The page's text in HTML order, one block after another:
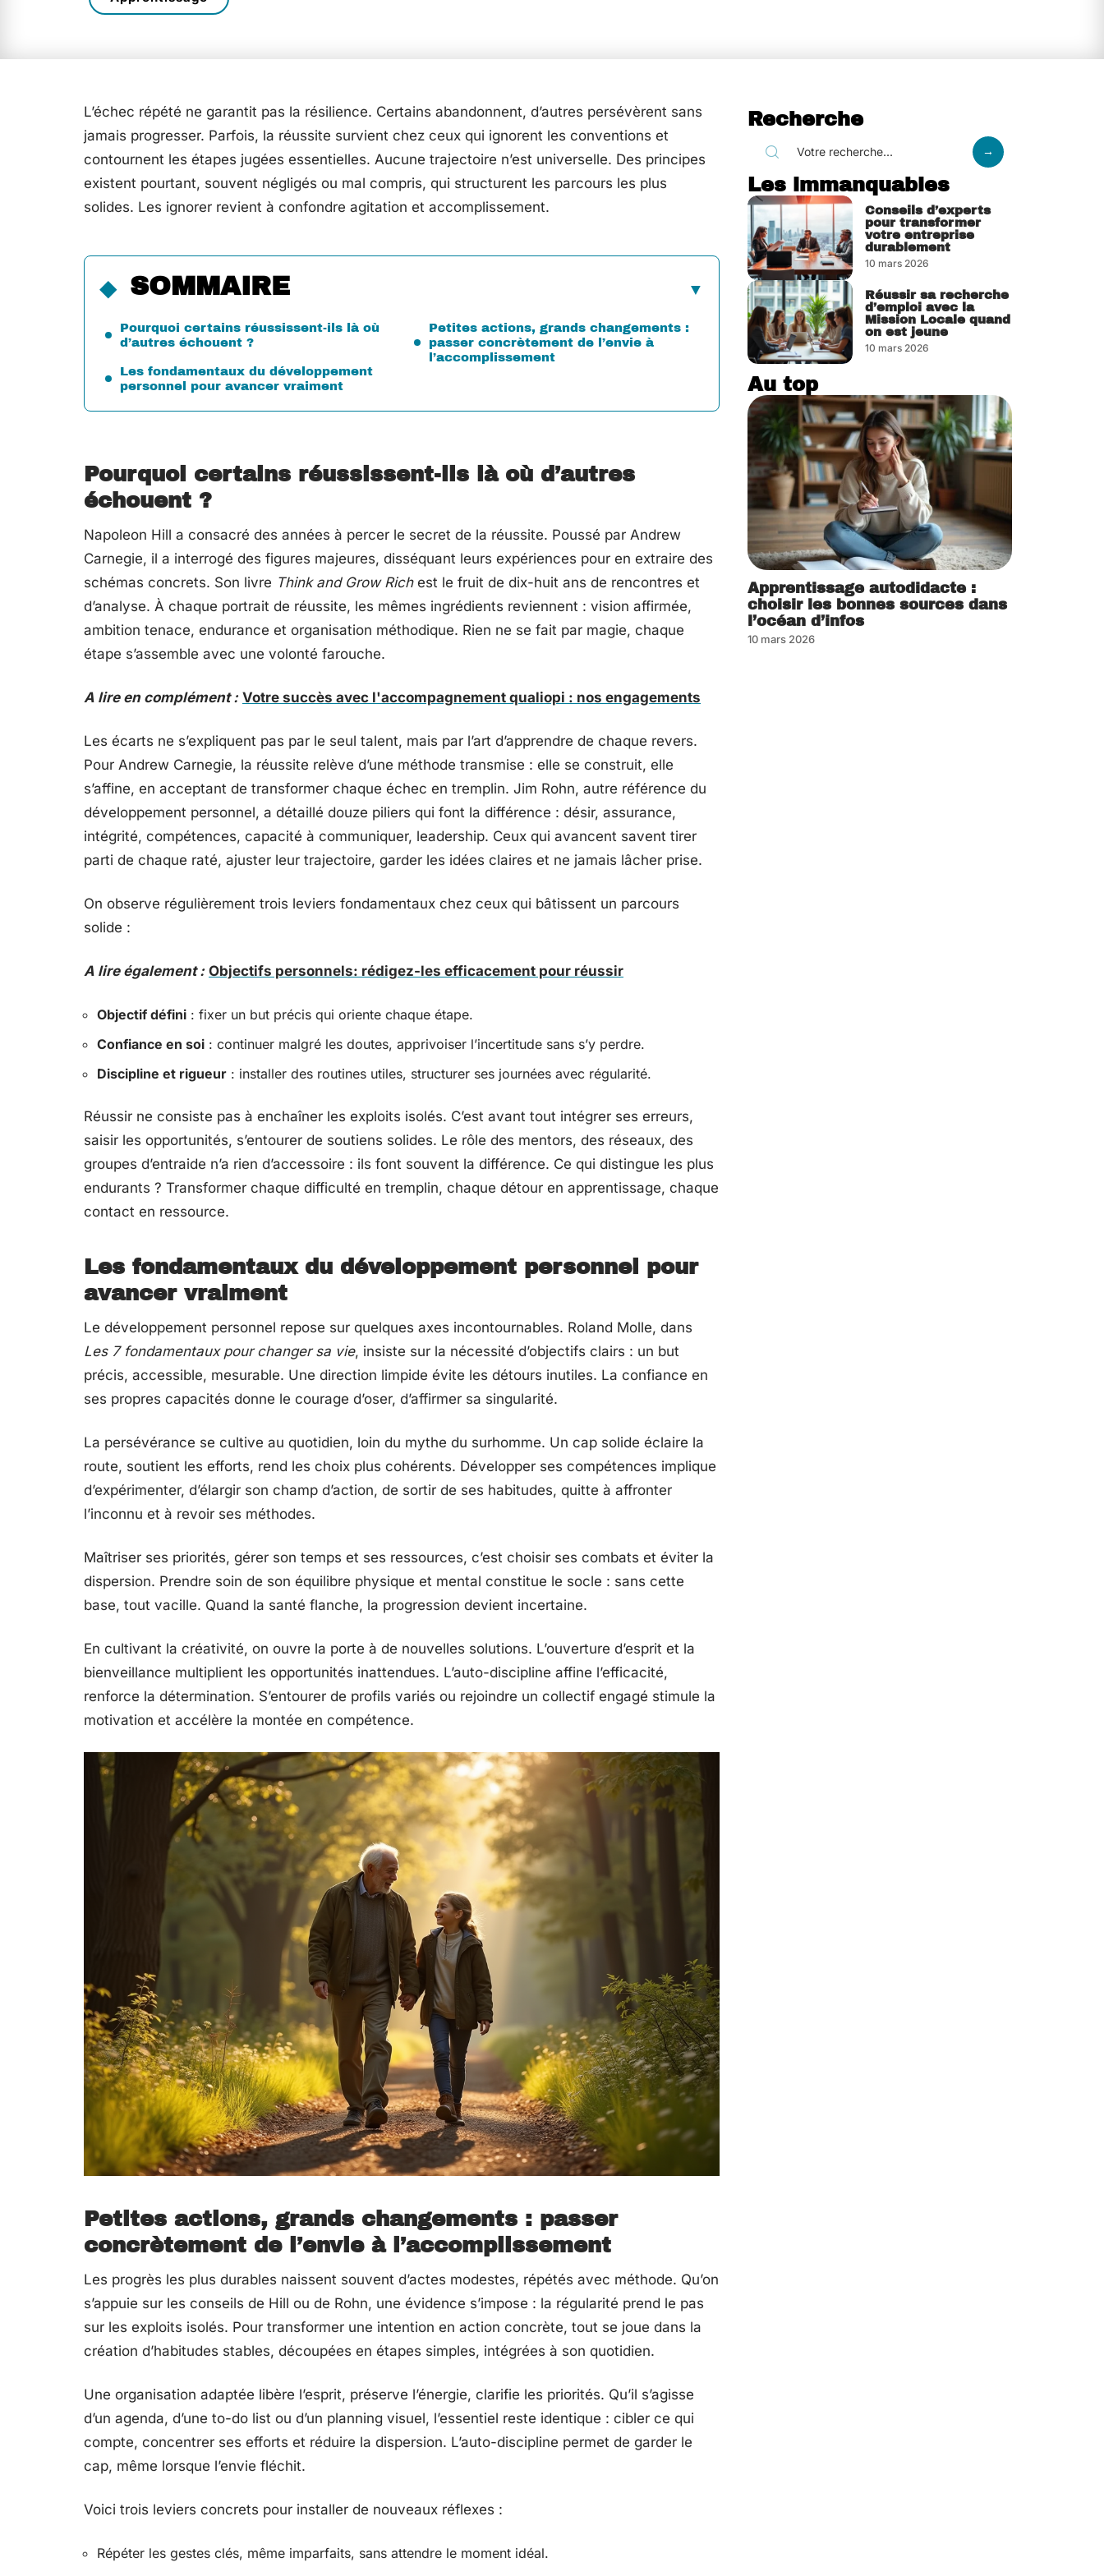
L’échec répété ne garantit pas la résilience. Certains abandonnent, d’autres persévèrent sans
jamais progresser. Parfois, la réussite survient chez ceux qui ignorent les conventions et
contournent les étapes jugées essentielles. Aucune trajectoire n’est universelle. Des principes
existent pourtant, souvent négligés ou mal compris, qui structurent les parcours les plus
solides. Les ignorer revient à confondre agitation et accomplissement.
SOMMAIRE
Pourquoi certains réussissent-ils là où
d’autres échouent ?
Les fondamentaux du développement
personnel pour avancer vraiment
Petites actions, grands changements :
passer concrètement de l’envie à
l’accomplissement
Pourquoi certains réussissent-ils là où d’autres
échouent ?
Napoleon Hill a consacré des années à percer le secret de la réussite. Poussé par Andrew
Carnegie, il a interrogé des figures majeures, disséquant leurs expériences pour en extraire des
schémas concrets. Son livre Think and Grow Richest le fruit de dix-huit ans de rencontres et
d’analyse. À chaque portrait de réussite, les mêmes ingrédients reviennent : vision affirmée,
ambition tenace, endurance et organisation méthodique. Rien ne se fait par magie, chaque
étape s’assemble avec une volonté farouche.
A lire en complément : Votre succès avec l'accompagnement qualiopi : nos engagements
Les écarts ne s’expliquent pas par le seul talent, mais par l’art d’apprendre de chaque revers.
Pour Andrew Carnegie, la réussite relève d’une méthode transmise : elle se construit, elle
s’affine, en acceptant de transformer chaque échec en tremplin. Jim Rohn, autre référence du
développement personnel, a détaillé douze piliers qui font la différence : désir, assurance,
intégrité, compétences, capacité à communiquer, leadership. Ceux qui avancent savent tirer
parti de chaque raté, ajuster leur trajectoire, garder les idées claires et ne jamais lâcher prise.
On observe régulièrement trois leviers fondamentaux chez ceux qui bâtissent un parcours
solide :
A lire également : Objectifs personnels: rédigez-les efficacement pour réussir
Objectif défini : fixer un but précis qui oriente chaque étape.
Confiance en soi : continuer malgré les doutes, apprivoiser l’incertitude sans s’y perdre.
Discipline et rigueur : installer des routines utiles, structurer ses journées avec régularité.
Réussir ne consiste pas à enchaîner les exploits isolés. C’est avant tout intégrer ses erreurs,
saisir les opportunités, s’entourer de soutiens solides. Le rôle des mentors, des réseaux, des
groupes d’entraide n’a rien d’accessoire : ils font souvent la différence. Ce qui distingue les plus
endurants ? Transformer chaque difficulté en tremplin, chaque détour en apprentissage, chaque
contact en ressource.
Les fondamentaux du développement personnel pour
avancer vraiment
Le développement personnel repose sur quelques axes incontournables. Roland Molle, dans
Les 7 fondamentaux pour changer sa vie, insiste sur la nécessité d’objectifs clairs : un but
précis, accessible, mesurable. Une direction limpide évite les détours inutiles. La confiance en
ses propres capacités donne le courage d’oser, d’affirmer sa singularité.
La persévérance se cultive au quotidien, loin du mythe du surhomme. Un cap solide éclaire la
route, soutient les efforts, rend les choix plus cohérents. Développer ses compétences implique
d’expérimenter, d’élargir son champ d’action, de sortir de ses habitudes, quitte à affronter
l’inconnu et à revoir ses méthodes.
Maîtriser ses priorités, gérer son temps et ses ressources, c’est choisir ses combats et éviter la
dispersion. Prendre soin de son équilibre physique et mental constitue le socle : sans cette
base, tout vacille. Quand la santé flanche, la progression devient incertaine.
En cultivant la créativité, on ouvre la porte à de nouvelles solutions. L’ouverture d’esprit et la
bienveillance multiplient les opportunités inattendues. L’auto-discipline affine l’efficacité,
renforce la détermination. S’entourer de profils variés ou rejoindre un collectif engagé stimule la
motivation et accélère la montée en compétence.
Petites actions, grands changements : passer
concrètement de l’envie à l’accomplissement
Les progrès les plus durables naissent souvent d’actes modestes, répétés avec méthode. Qu’on
s’appuie sur les conseils de Hill ou de Rohn, une évidence s’impose : la régularité prend le pas
sur les exploits isolés. Pour transformer une intention en action concrète, tout se joue dans la
création d’habitudes stables, découpées en étapes simples, intégrées à son quotidien.
Une organisation adaptée libère l’esprit, préserve l’énergie, clarifie les priorités. Qu’il s’agisse
d’un agenda, d’une to-do list ou d’un planning visuel, l’essentiel reste identique : cibler ce qui
compte, concentrer ses efforts et réduire la dispersion. L’auto-discipline permet de garder le
cap, même lorsque l’envie fléchit.
Voici trois leviers concrets pour installer de nouveaux réflexes :
Répéter les gestes clés, même imparfaits, sans attendre le moment idéal.
Recherche
Les immanquables
Conseils d’experts
pour transformer
votre entreprise
durablement
10 mars 2026
Réussir sa recherche
d’emploi avec la
Mission Locale quand
on est jeune
10 mars 2026
Au top
Apprentissage autodidacte :
choisir les bonnes sources dans
l’océan d’infos
10 mars 2026